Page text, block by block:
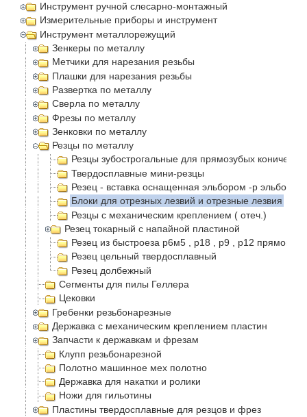
Инструмент ручной слесарно-монтажный
Измерительные приборы и инструмент
Инструмент металлорежущий
Зенкеры по металлу
Метчики для нарезания резьбы
Плашки для нарезания резьбы
Развертка по металлу
Сверла по металлу
Фрезы по металлу
Зенковки по металлу
Резцы по металлу
Резцы зубострогальные для прямозубых
Твердосплавные мини-резцы
Резец - вставка оснащенная эльбором -р эльбор
Блоки для отрезных лезвий и отрезные лезвия
Резцы с механическим креплением ( отеч.)
Резец токарный с напайной пластиной
Резец из быстроеза р6м5 , р18 , р9 , р12 прямой
Резец цельный твердосплавный
Резец долбежный
Сегменты для пилы Геллера
Цековки
Гребенки резьбонарезные
Державка с механическим креплением пластин
Запчасти к державкам и фрезам
Клупп резьбонарезной
Полотно машинное мех полотно
Державка для накатки и ролики
Ножи для гильотины
Пластины твердосплавные для резцов и фрез